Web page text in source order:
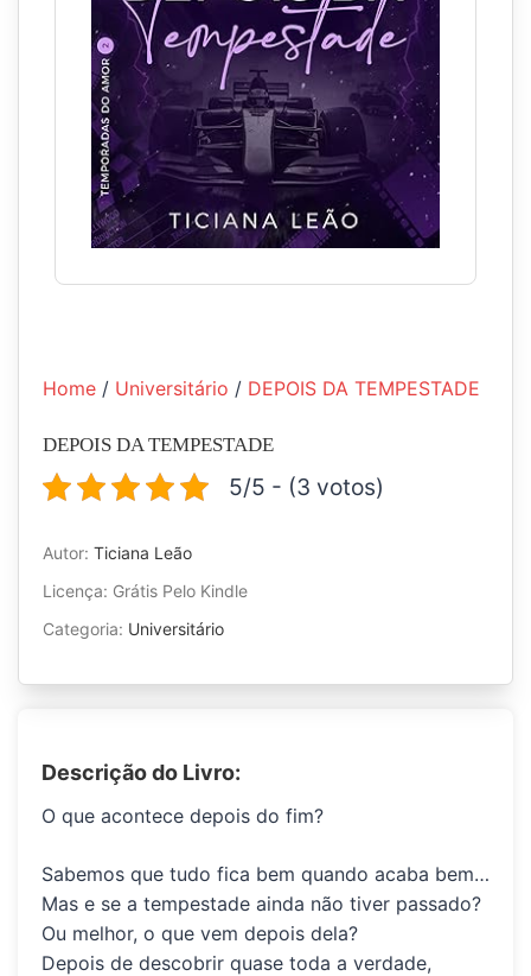
Home / Universitário / DEPOIS DA TEMPESTADE
DEPOIS DA TEMPESTADE
5/5 - (3 votos)
Autor: Ticiana Leão
Licença: Grátis Pelo Kindle
Categoria: Universitário
Descrição do Livro:
O que acontece depois do fim?
Sabemos que tudo fica bem quando acaba bem…
Mas e se a tempestade ainda não tiver passado?
Ou melhor, o que vem depois dela?
Depois de descobrir quase toda a verdade,